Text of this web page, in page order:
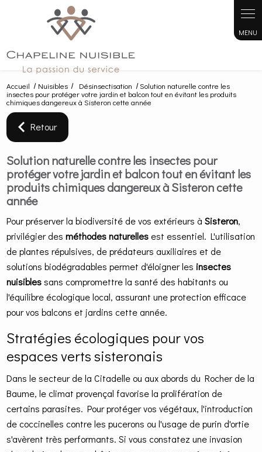
Accueil Nuisibles Désinsectisation
Solution naturelle contre les
insectes pour protéger votre jardin et balcon tout en évitant les produits
chimiques dangereux à Sisteron cette année
Retour
Solution naturelle contre les insectes pour
protéger votre jardin et balcon tout en évitant les
produits chimiques dangereux à Sisteron cette
année
Pour préserver la biodiversité de vos extérieurs àSisteron,
privilégier desméthodes naturelles est essentiel. L'utilisation
de plantes répulsives, de prédateurs auxiliaires et de
solutions biodégradables permet d'éloigner les insectes
nuisiblessans compromettre la santé des habitants ou
l'équilibre écologique local, assurant une protection efficace
pour vos balcons et jardins cette année.
Stratégies écologiques pour vos
espaces verts sisteronais
Dans le secteur de la Citadelle ou aux abords du Rocher de la
Baume, le climat provençal favorise la prolifération de
certains parasites. Pour protéger vos végétaux, l'introduction
de coccinelles contre les pucerons ou l'usage de purin d'ortie
s'avèrent très performants. Si vous constatez une invasion
Panneau de gestion des cookies